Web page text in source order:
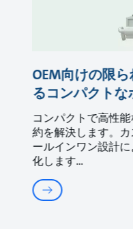
OEM向けの限
るコンパクト
コンパクトで高性
約を解決します。
ールインワン設計
化します